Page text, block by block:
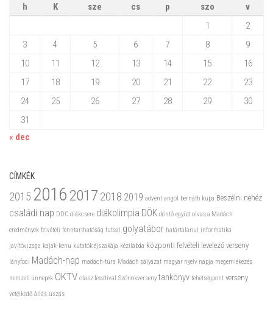
h
K sze cs p szo
v
1
2
3
4 5 6 7 8
9
10
11 12 13 14 15
16
17
18 19 20 21 22
23
24
25 26 27 28 29
30
31
« dec
CÍMKÉK
2015 20162017 2018 2019 advent angol bernáth kupa Beszélni nehéz
családi nap DDC diákcsere diákolimpia DÖK döntő együtt olvas a Madách
eredmények felvételi fenntarthatóság futsal golyatábor határtalanul informatika
javítóvizsga kajak-kenu kutatók éjszakája kézilabda központi felvételi levelező verseny
lányfoci Madách-nap madách-túra Madách pályázat magyar nyelv napja megemlékezés
nemzeti ünnepek OKTV olasz fesztivál Szónokverseny tankönyv tehetségpont verseny
vetélkedő állás úszás